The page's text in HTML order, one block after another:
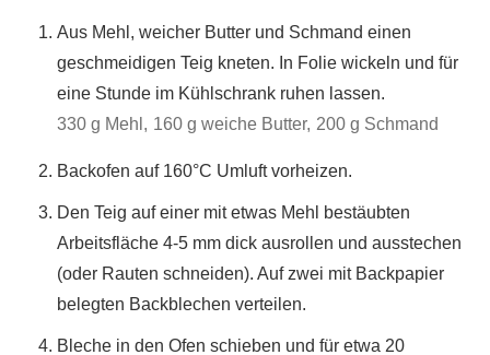
Aus Mehl, weicher Butter und Schmand einen
geschmeidigen Teig kneten. In Folie wickeln und für
eine Stunde im Kühlschrank ruhen lassen.
330 g Mehl, 160 g weiche Butter, 200 g Schmand
Backofen auf 160°C Umluft vorheizen.
Den Teig auf einer mit etwas Mehl bestäubten
Arbeitsfläche 4-5 mm dick ausrollen und ausstechen
(oder Rauten schneiden). Auf zwei mit Backpapier
belegten Backblechen verteilen.
Bleche in den Ofen schieben und für etwa 20